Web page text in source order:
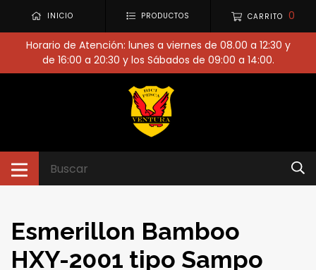
INICIO PRODUCTOS CARRITO 0
Horario de Atención: lunes a viernes de 08.00 a 12:30 y
de 16:00 a 20:30 y los Sábados de 09:00 a 14:00.
Esmerillon Bamboo
HXY-2001 tipo Sampo